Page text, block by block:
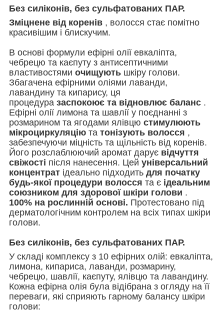
Без силіконів, без сульфатованих ПАР.
Зміцнене від коренів , волосся стає помітно
красивішим і блискучим.
В основі формули ефірні олії евкаліпта,
чебрецю та каєпуту з антисептичними
властивостями очищують шкіру голови.
Збагачена ефірними оліями лаванди,
лавандину та кипарису, ця
процедура заспокоює та відновлює баланс .
Ефірні олії лимона та шавлії у поєднанні з
розмарином та ягодами ялівцю стимулюють
мікроциркуляцію та тонізують волосся ,
забезпечуючи міцність та щільність від коренів.
Його розслаблюючий аромат дарує відчуття
свіжості після нанесення. Цей універсальний
концентрат ідеально підходить для початку
будь-якої процедури волосся та є ідеальним
союзником для здорової шкіри голови .
100% на рослинній основі. Протестовано під
дерматологічним контролем на всіх типах шкіри
голови.
Без силіконів, без сульфатованих ПАР.
У складі комплексу з 10 ефірних олій: евкаліпта,
лимона, кипариса, лаванди, розмарину,
чебрецю, шавлії, каєпуту, ялівцю та лавандину.
Кожна ефірна олія була відібрана з огляду на її
переваги, які сприяють гарному балансу шкіри
голови: